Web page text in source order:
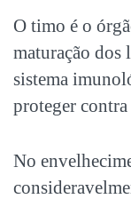
O timo é o
maturação
sistema
proteger
No